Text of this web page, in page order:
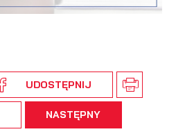
UDOSTĘPNIJ
NASTĘPNY